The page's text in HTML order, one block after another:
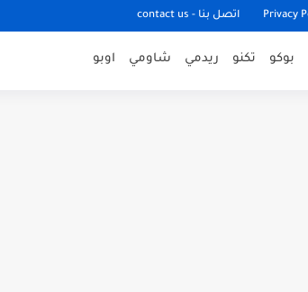
اتصل بنا - contact us
بوكو تكنو ريدمي شاومي اوبو